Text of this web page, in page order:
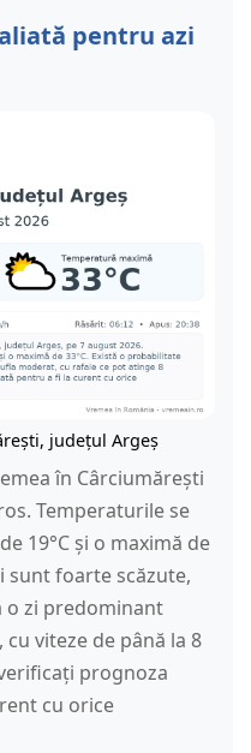
pentru azi
județul Argeș
în Cârciumărești
Temperaturile se
19°C și o maximă de
sunt foarte scăzute,
o zi predominant
viteze de până la 8
prognoza
cu orice